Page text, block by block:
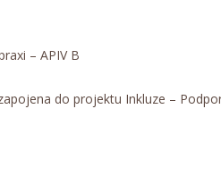
– APIV B
do projektu Inkluze –